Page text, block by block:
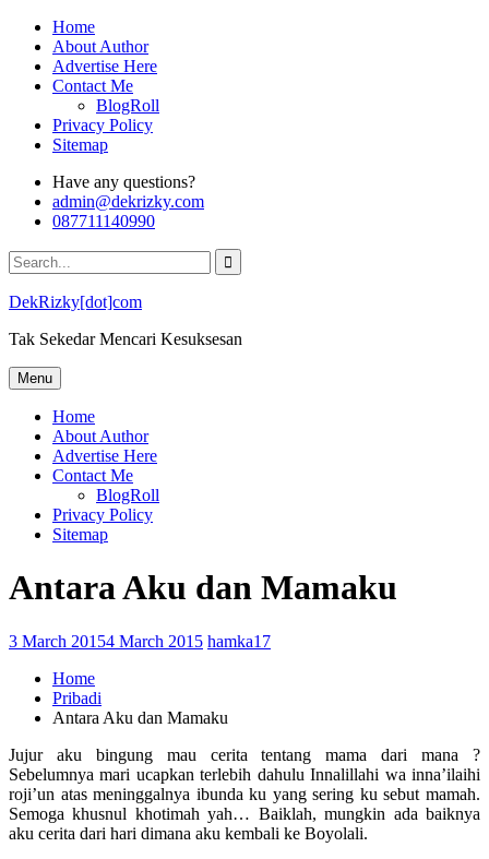
Skip
content
Home
About Author
Advertise Here
Contact Me
BlogRoll
Privacy Policy
Sitemap
Have any questions?
admin@dekrizky.com
087711140990
Search
for:
DekRizky[dot]com
Tak Sekedar Mencari Kesuksesan
Menu
Home
About Author
Advertise Here
Contact Me
BlogRoll
Privacy Policy
Sitemap
Antara Aku dan Mamaku
3 March 20154 March 2015 hamka17
Home
Pribadi
Antara Aku dan Mamaku
Jujur aku bingung mau cerita tentang mama dari mana ?
Sebelumnya mari ucapkan terlebih dahulu Innalillahi wa inna’ilaihi
roji’un atas meninggalnya ibunda ku yang sering ku sebut mamah.
Semoga khusnul khotimah yah… Baiklah, mungkin ada baiknya
aku cerita dari hari dimana aku kembali ke Boyolali.